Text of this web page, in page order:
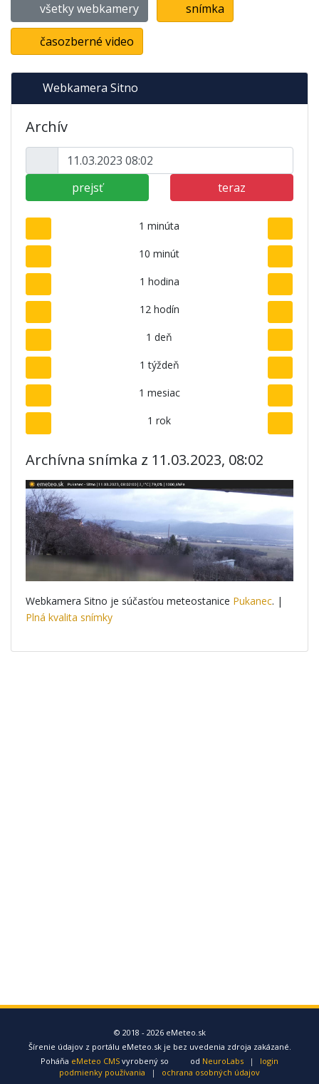
všetky webkamery snímka
časozberné video
Webkamera Sitno
Archív
prejsť teraz
1 minúta
10 minút
1 hodina
12 hodín
1 deň
1 týždeň
1 mesiac
1 rok
Archívna snímka z 11.03.2023, 08:02
Webkamera Sitno je súčasťou meteostanice Pukanec. |
Plná kvalita snímky
© 2018 - 2026 eMeteo.sk
Šírenie údajov z portálu eMeteo.sk je bez uvedenia zdroja zakázané.
Poháňa eMeteo CMS vyrobený so od NeuroLabs |
login
podmienky používania
| ochrana osobných údajov